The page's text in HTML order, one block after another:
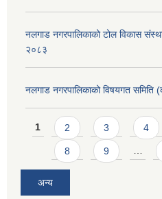
नलगाड नगरपालिकाको टोल विकास
२०८३
नलगाड नगरपालिकाको विषयगत समिति
Pages
1 2 3 4
8 9 …
अन्य